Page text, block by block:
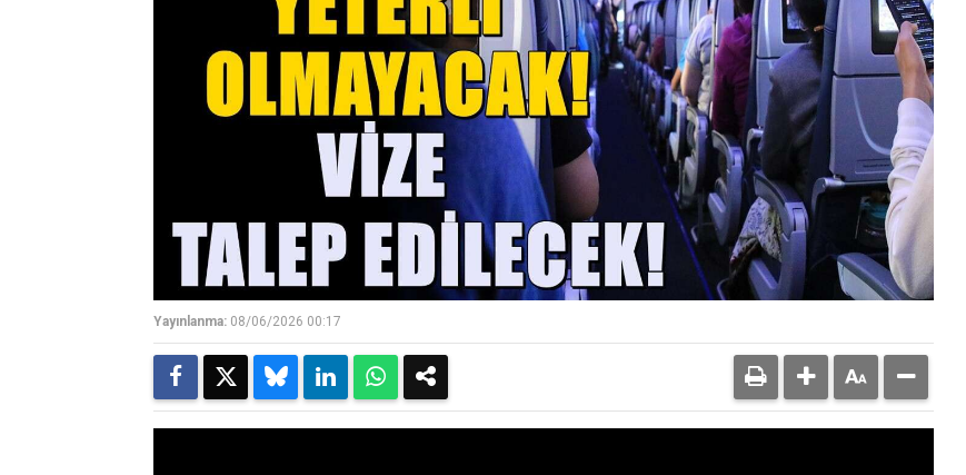
Yayınlanma: 08/06/2026 00:17